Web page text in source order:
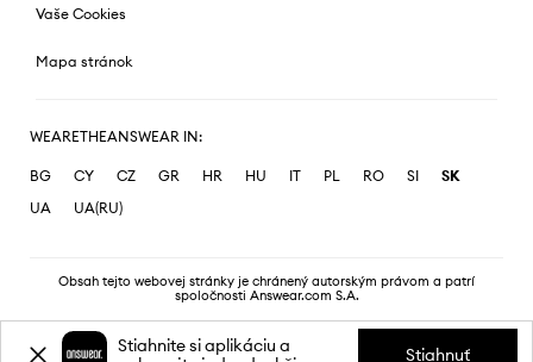
Vaše Cookies
Mapa stránok
WEARETHEANSWEAR IN:
BG CY CZ GR HR HU IT PL RO SI
SK
UA
UA(RU)
Obsah tejto webovej stránky je chránený autorským právom a patrí
spoločnosti Answear.com S.A.
Stiahnite si aplikáciu a
Stiahnuť